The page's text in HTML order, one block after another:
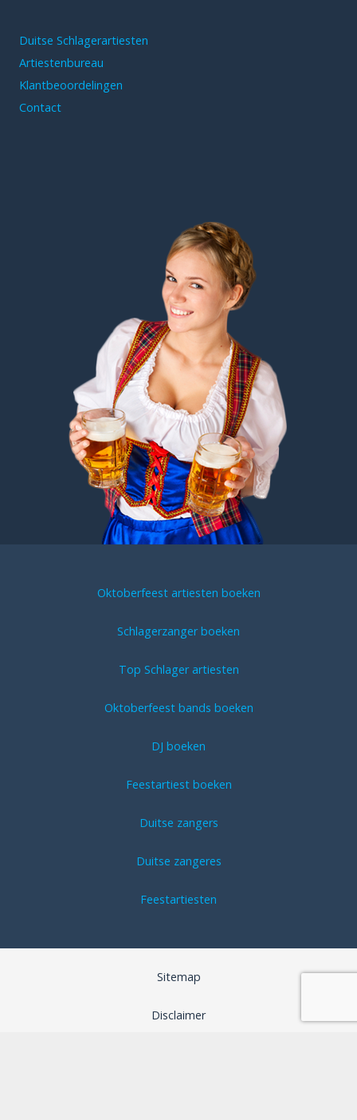
Duitse Schlagerartiesten
Artiestenbureau
Klantbeoordelingen
Contact
Oktoberfeest artiesten boeken
Schlagerzanger boeken
Top Schlager artiesten
Oktoberfeest bands boeken
DJ boeken
Feestartiest boeken
Duitse zangers
Duitse zangeres
Feestartiesten
Sitemap
Disclaimer